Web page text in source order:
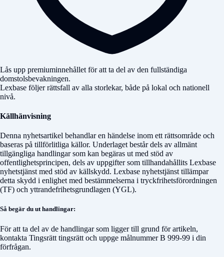
Lås upp premiuminnehållet för att ta del av den fullständiga
domstolsbevakningen.
Lexbase följer rättsfall av alla storlekar, både på lokal och nationell
nivå.
Källhänvisning
Denna nyhetsartikel behandlar en händelse inom ett rättsområde och
baseras på tillförlitliga källor. Underlaget består dels av allmänt
tillgängliga handlingar som kan begäras ut med stöd av
offentlighetsprincipen, dels av uppgifter som tillhandahållits Lexbase
nyhetstjänst med stöd av källskydd. Lexbase nyhetstjänst tillämpar
detta skydd i enlighet med bestämmelserna i tryckfrihetsförordningen
(TF) och yttrandefrihetsgrundlagen (YGL).
Så begär du ut handlingar:
För att ta del av de handlingar som ligger till grund för artikeln,
kontakta Tingsrätt tingsrätt och uppge målnummerB 999-99 i din
förfrågan.